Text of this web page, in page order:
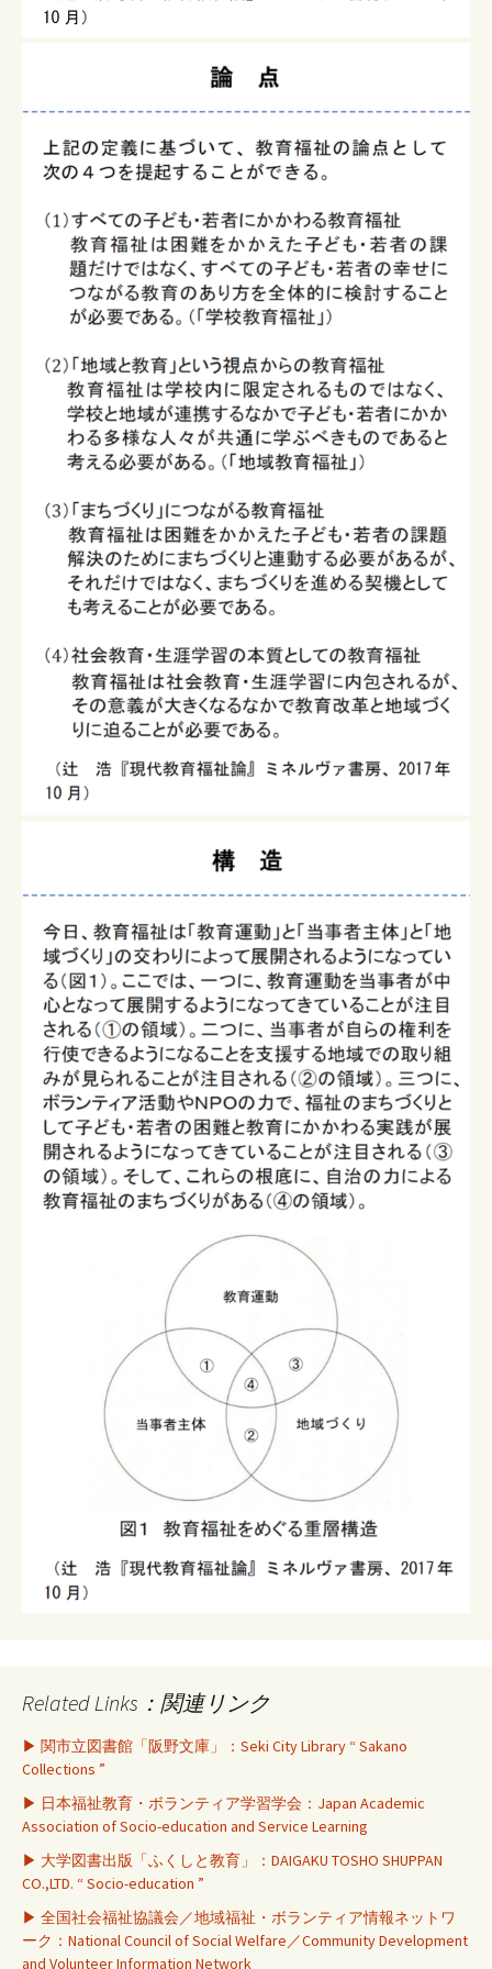
Related Links：関連リンク
▶ 関市立図書館「阪野文庫」：Seki City Library “ Sakano
Collections ”
▶ 日本福祉教育・ボランティア学習学会：Japan Academic
Association of Socio-education and Service Learning
▶ 大学図書出版「ふくしと教育」：DAIGAKU TOSHO SHUPPAN
CO.,LTD. “ Socio-education ”
▶ 全国社会福祉協議会／地域福祉・ボランティア情報ネットワ
ーク：National Council of Social Welfare／Community Development
and Volunteer Information Network